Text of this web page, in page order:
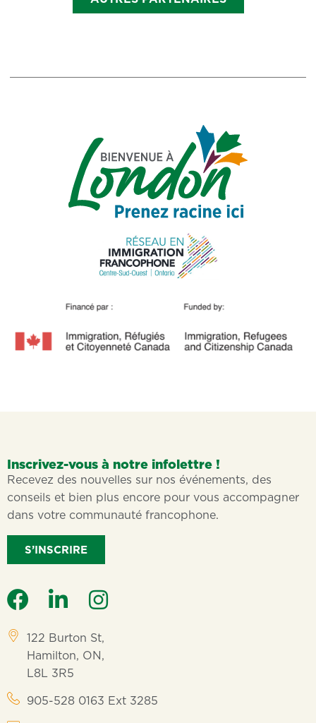
Inscrivez-vous à notre infolettre !
Recevez des nouvelles sur nos événements, des
conseils et bien plus encore pour vous accompagner
dans votre communauté francophone.
S’INSCRIRE
122 Burton St,
Hamilton, ON,
L8L 3R5
905-528 0163 Ext 3285